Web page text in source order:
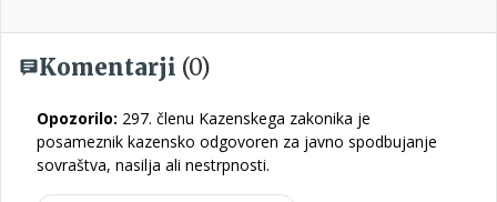
Komentarji (0)
Opozorilo: 297. členu Kazenskega zakonika je
posameznik kazensko odgovoren za javno spodbujanje
sovraštva, nasilja ali nestrpnosti.